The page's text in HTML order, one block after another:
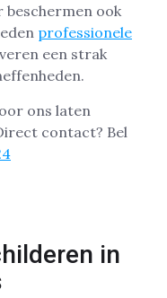
ook
professionele
een strak
ons laten
contact? Bel
in